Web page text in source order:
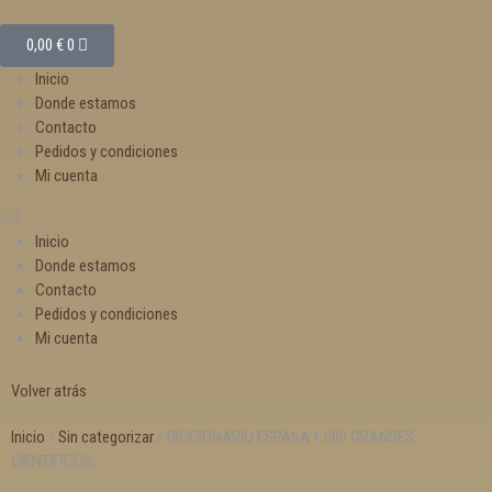
0,00 €0
Inicio
Donde estamos
Contacto
Pedidos y condiciones
Mi cuenta
Inicio
Donde estamos
Contacto
Pedidos y condiciones
Mi cuenta
Volver atrás
Inicio / Sin categorizar / DICCIONARIO ESPASA 1.000 GRANDES
CIENTIFICOS.